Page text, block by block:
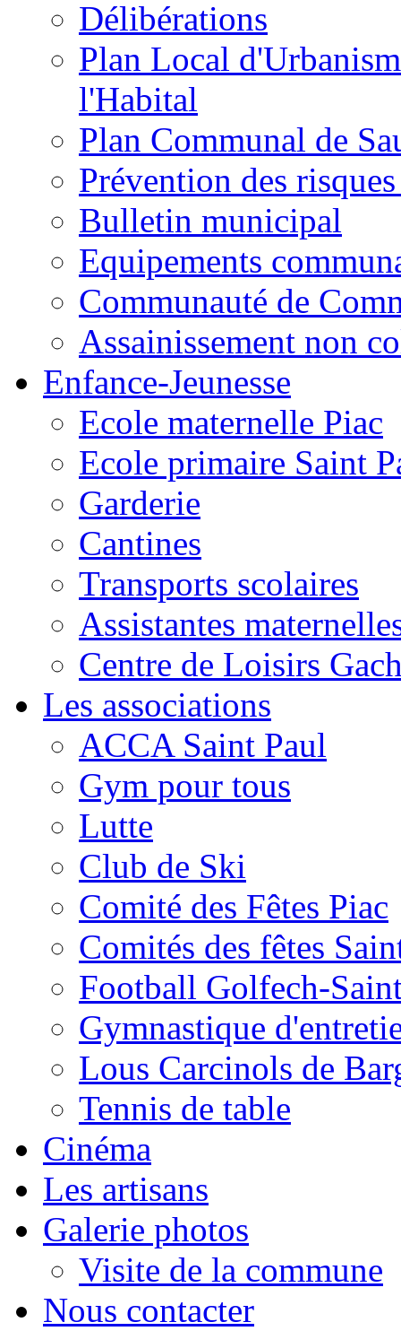
Délibérations
Plan Local
l'Habital
Plan Communal de
Prévention des
Bulletin municipal
Equipements
Communauté de
Assainissement non
Enfance-Jeunesse
Ecole maternelle Piac
Ecole primaire Saint
Garderie
Cantines
Transports scolaires
Assistantes
Centre de Loisirs
Les associations
ACCA Saint Paul
Gym pour tous
Lutte
Club de Ski
Comité des Fêtes Piac
Comités des fêtes
Football Golfech-
Gymnastique
Lous Carcinols de
Tennis de table
Cinéma
Les artisans
Galerie photos
Visite de la commune
Nous contacter